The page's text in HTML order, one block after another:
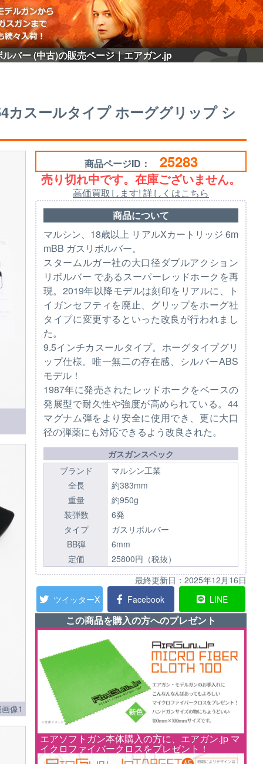
バー (中古)の販売ページ｜エアガン.jp
スールタイプ ホーググリップ シ
商品ページID： 25283
売り切れ中です。在庫ございません。
高価買取します! 詳しくはこちら
商品について
マルシン、18歳以上 リアルXカートリッジ 6m
mBB ガスリボルバー。
スタームルガー社の大口径ダブルアクション
リボルバー であるスーパーレッドホークを再
現。2019年以降モデルは刻印をリアルに、ト
イガンセフティを廃止、グリップをホーグ社
タイプに変更するといった改良が行われまし
た。
9.5インチカスールタイプ。ホーグタイプグリ
ップ仕様。唯一無二の存在感、シルバーABS
モデル！
1987年に発売されたレッドホークをベースの
発展型で耐久性や強度が高められている。44
マグナム弾をより安全に使用でき、更に大口
径の弾薬にも対応できるよう改良された。
ガスガンスペック
ブランド
マルシン工業
全長
約383mm
重量
約950g
装弾数
6発
タイプ
ガスリボルバー
BB弾
6mm
定価
25800円（税抜）
最終更新日： 2025年12月16日
ツイッターX
Facebook LINE
この商品を購入の方へのプレゼント
エアソフトガン本体購入の方に、エアガン.jp マ
イクロファイバークロスをプレゼント！
像1